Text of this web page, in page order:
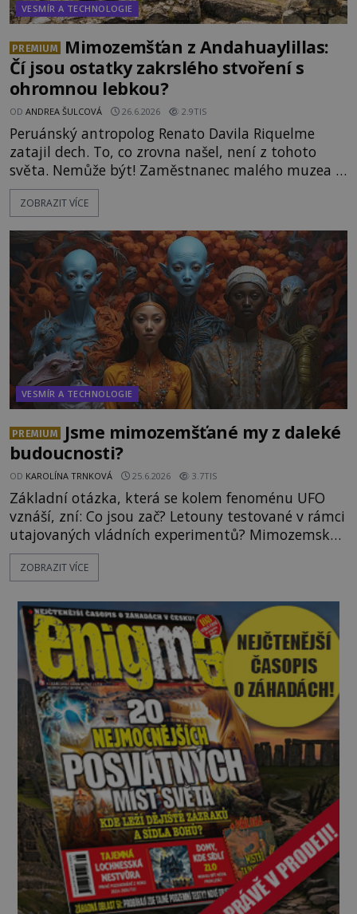
VESMÍR A TECHNOLOGIE
PREMIUM
Mimozemšťan z Andahuaylillas:
Čí jsou ostatky zakrslého stvoření s
ohromnou lebkou?
OD ANDREA ŠULCOVÁ 26.6.2026 2.9TIS
Peruánský antropolog Renato Davila Riquelme
zatajil dech. To, co zrovna našel, není z tohoto
světa. Nemůže být! Zaměstnanec malého muzea v
peruánském městečku Andahuaylillas nedaleko
legendárního Cuzca pomalu sestupuje z posvátné
Právě nalezl ostatky dvou mimozemšťanů! Vědci
nad nálezem kroutí hlavou. Už na
ZOBRAZIT VÍCE
VESMÍR A TECHNOLOGIE
PREMIUM
Jsme mimozemšťané my z daleké
budoucnosti?
OD KAROLÍNA TRNKOVÁ 25.6.2026 3.7TIS
Základní otázka, která se kolem fenoménu UFO
vznáší, zní: Co jsou zač? Letouny testované v rámci
utajovaných vládních experimentů? Mimozemské
vesmírné lodě plnící na Zemi nám neznámý úkol?
Skokani mezi dimenzemi, putující po mostech
možnostech již desítky let vzrušeně diskutují
vědci, ufologo
ZOBRAZIT VÍCE